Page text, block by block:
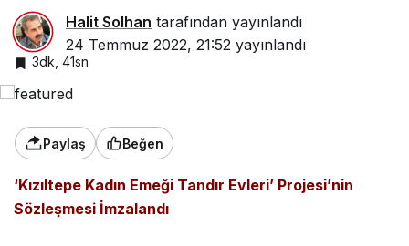
Halit Solhan tarafından yayınlandı
24 Temmuz 2022, 21:52 yayınlandı
3dk, 41sn
Paylaş Beğen
‘Kızıltepe Kadın Emeği Tandır Evleri’ Projesi’nin
Sözleşmesi İmzalandı